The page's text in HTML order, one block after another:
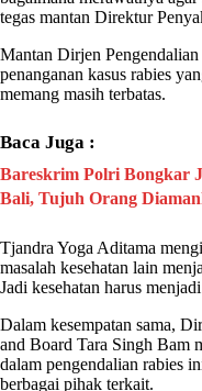
tegas mantan Direktur
Mantan Dirjen
penanganan kasus rabies
memang masih terbatas.
Baca Juga :
Bareskrim Polri Bongkar
Bali, Tujuh Orang
Tjandra Yoga Aditama
masalah kesehatan lain
Jadi kesehatan harus
Dalam kesempatan sama,
and Board Tara Singh Bam
dalam pengendalian rabies
berbagai pihak terkait.